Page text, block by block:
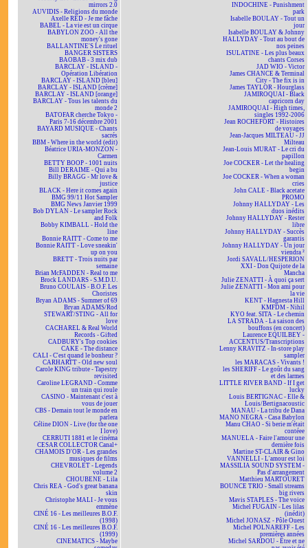
mirrors 2.0
AUVIDIS - Religions du monde
Axelle RED - Je me fâche
BABEL - La vie est un cirque
BABYLON ZOO - All the
money's gone
BALLANTINE'S Le rituel
BANGER SISTERS
BAOBAB - 3 mix dub
BARCLAY - ISLAND -
Opération Libération
BARCLAY - ISLAND [bleu]
BARCLAY - ISLAND [crème]
BARCLAY - ISLAND [orange]
BARCLAY - Tous les talents du
monde 2
BATOFAR cherche Tokyo -
Paris 7-16 décembre 2001
BAYARD MUSIQUE - Chants
sacrés
BBM - Where in the world (edit)
Béatrice URIA-MONZON -
Carmen
BETTY BOOP - 1001 nuits
Bill DERAIME - Qui a bu
Billy BRAGG - Mr love &
justice
BLACK - Here it comes again
BMG 99/11 Hot Sampler
BMG News Janvier 1999
Bob DYLAN - Le sampler Rock
and Folk
Bobby KIMBALL - Hold the
line
Bonnie RAITT - Come to me
Bonnie RAITT - Love sneakin'
up on you
BRETT - Trois nuits par
semaine
Brian McFADDEN - Real to me
Brock LANDARS - S.M.D.U.
Bruno COULAIS - B.O.F. Les
Choristes
Bryan ADAMS - Summer of 69
Bryan ADAMS/Rod
STEWART/STING - All for
love
CACHAREL & Real World
Records - Gifted
CADBURY's Top cookies
CAKE - The distance
CALI - C'est quand le bonheur ?
CARHARTT - Old new soul
Carole KING tribute - Tapestry
revisited
Caroline LEGRAND - Comme
un train qui roule
CASINO - Maintenant c'est à
vous de jouer
CBS - Demain tout le monde en
parlera
Céline DION - Live (for the one
I love)
CERRUTI 1881 et le cinéma
CESAR COLLECTOR Canal+
CHAMOIS D'OR - Les grandes
musiques de films
CHEVROLET - Legends
volume 2
CHOUBENE - Lila
Chris REA - God's great banana
skin
Christophe MALI - Je vous
emmène
CINÉ 16 - Les meilleures B.O.F.
(1998)
CINÉ 16 - Les meilleures B.O.F.
(1999)
CINEMATICS - Maybe
INDOCHINE - Punishment
park
Isabelle BOULAY - Tout un
jour
Isabelle BOULAY & Johnny
HALLYDAY - Tout au bout de
nos peines
ISULATINE - Les plus beaux
chants Corses
JAD WIO - Victor
James CHANCE & Terminal
City - The fix is in
James TAYLOR - Hourglass
JAMIROQUAI - Black
capricorn day
JAMIROQUAI - High times,
singles 1992-2006
Jean ROCHEFORT - Histoires
de voyages
Jean-Jacques MILTEAU - JJ
Milteau
Jean-Louis MURAT - Le cri du
papillon
Joe COCKER - Let the healing
begin
Joe COCKER - When a woman
cries
John CALE - Black acetate
PROMO
Johnny HALLYDAY - Les
duos inédits
Johnny HALLYDAY - Rester
libre
Johnny HALLYDAY - Succès
garantis
Johnny HALLYDAY - Un jour
viendra ²
Jordi SAVALL/HESPERION
XXI - Don Quijote de la
Mancha
Julie ZENATTI - À quoi ça sert
Julie ZENATTI - Mon ami pour
la vie
KENT - Hagnesta Hill
KMFDM - Nihil
KYO feat. SITA - Le chemin
LA STRADA - La saison des
bouffons (en concert)
Laurence EQUILBEY -
ACCENTUS/Transcriptions
Lenny KRAVITZ - In-store play
sampler
les MARACAS - Vivants !
les SHERIFF - Le goût du sang
et des larmes
LITTLE RIVER BAND - If I get
lucky
Louis BERTIGNAC - Elle &
Louis/Bertignacoustic
MANAU - La tribu de Dana
MANO NEGRA - Casa Babylon
Manu CHAO - Si berie m'était
contéee
MANUELA - Faire l'amour une
dernière fois
Martine ST-CLAIR & Gino
VANNELLI - L'amour est loi
MASSILIA SOUND SYSTEM -
Pas d'arrangement
Matthieu MARTOURET
BOUNCE TRIO - Small streams
big rivers
Mavis STAPLES - The voice
Michel FUGAIN - Les lilas
(inédit)
Michel JONASZ - Pôle Ouest
Michel POLNAREFF - Les
premières années
Michel SARDOU - Être et ne